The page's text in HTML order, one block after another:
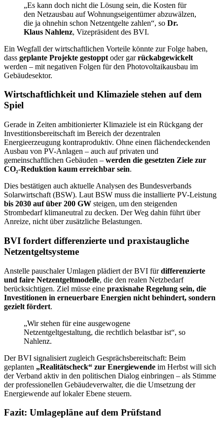
„Es kann doch nicht die Lösung sein, die Kosten für
den Netzausbau auf Wohnungseigentümer abzuwälzen,
die ja ohnehin schon Netzentgelte zahlen“, so Dr.
Klaus Nahlenz, Vizepräsident des BVI.
Ein Wegfall der wirtschaftlichen Vorteile könnte zur Folge haben,
dass geplante Projekte gestoppt oder garrückabgewickelt
werden – mit negativen Folgen für den Photovoltaikausbau im
Gebäudesektor.
Wirtschaftlichkeit und Klimaziele stehen auf dem
Spiel
Gerade in Zeiten ambitionierter Klimaziele ist ein Rückgang der
Investitionsbereitschaft im Bereich der dezentralen
Energieerzeugung kontraproduktiv. Ohne einen flächendeckenden
Ausbau von PV-Anlagen – auch auf privaten und
gemeinschaftlichen Gebäuden – werden die gesetzten Ziele zur
CO₂-Reduktion kaum erreichbar sein.
Dies bestätigen auch aktuelle Analysen des Bundesverbands
Solarwirtschaft (BSW). Laut BSW muss die installierte PV-Leistung
bis 2030 auf über 200 GW steigen, um den steigenden
Strombedarf klimaneutral zu decken. Der Weg dahin führt über
Anreize, nicht über zusätzliche Belastungen.
BVI fordert differenzierte und praxistaugliche
Netzentgeltsysteme
Anstelle pauschaler Umlagen plädiert der BVI fürdifferenzierte
und faire Netzentgeltmodelle, die den realen Netzbedarf
berücksichtigen. Ziel müsse eine praxisnahe Regelung sein, die
Investitionen in erneuerbare Energien nicht behindert, sondern
gezielt fördert.
„Wir stehen für eine ausgewogene
Netzentgeltgestaltung, die rechtlich belastbar ist“, so
Nahlenz.
Der BVI signalisiert zugleich Gesprächsbereitschaft: Beim
geplanten „Realitätscheck“ zur Energiewende im Herbst will sich
der Verband aktiv in den politischen Dialog einbringen – als Stimme
der professionellen Gebäudeverwalter, die die Umsetzung der
Energiewende auf lokaler Ebene steuern.
Fazit: Umlagepläne auf dem Prüfstand